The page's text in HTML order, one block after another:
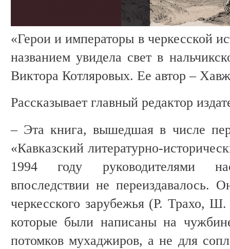
«Герои и императоры в черкесской
названием увидела свет в
Виктора Котляровых. Ее автор –
Рассказывает главный редактор
– Эта книга, вышедшая в числе
«Кавказский литературно-
1994 году руководителями
впоследствии не переиздавалось.
черкесского зарубежья (Р. Трахо,
которые были написаны на
потомков мухаджиров, а не для